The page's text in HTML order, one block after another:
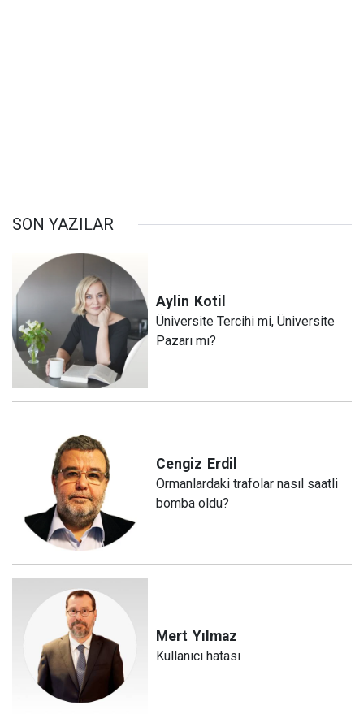
SON YAZILAR
Aylin Kotil
Üniversite Tercihi mi, Üniversite
Pazarı mı?
Cengiz Erdil
Ormanlardaki trafolar nasıl saatli
bomba oldu?
Mert Yılmaz
Kullanıcı hatası